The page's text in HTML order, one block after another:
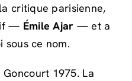
critique parisienne,
— Émile Ajar — et a
sous ce nom.
1975. La